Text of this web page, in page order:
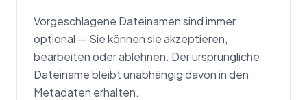
Vorgeschlagene Dateinamen sind immer
optional — Sie können sie akzeptieren,
bearbeiten oder ablehnen. Der ursprüngliche
Dateiname bleibt unabhängig davon in den
Metadaten erhalten.